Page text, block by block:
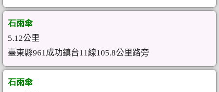
石雨傘
5.12公里
臺東縣961成功鎮台11線105.8公里路旁
石雨傘